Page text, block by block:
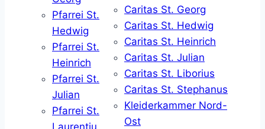
Pfarrei St.
Hedwig
Pfarrei St.
Heinrich
Pfarrei St.
Julian
Pfarrei St.
Laurentiu
Caritas St. Georg
Caritas St. Hedwig
Caritas St. Heinrich
Caritas St. Julian
Caritas St. Liborius
Caritas St. Stephanus
Kleiderkammer Nord-
Ost